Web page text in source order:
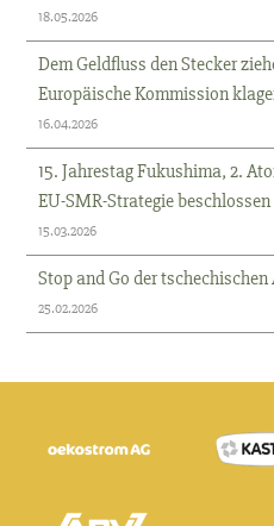
18.05.2026
Dem Geldfluss den Stecker
Europäische Kommission
16.04.2026
15. Jahrestag Fukushima, 2.
EU-SMR-Strategie beschlossen
15.03.2026
Stop and Go der
25.02.2026